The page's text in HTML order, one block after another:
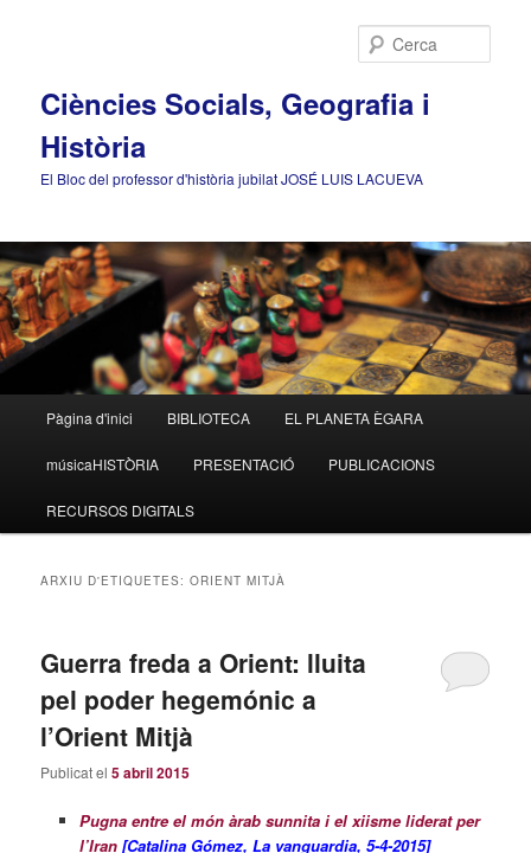
Ciències Socials, Geografia i
Història
El Bloc del professor d'història jubilat JOSÉ LUIS LACUEVA
principal
Aneu
al
contingut
principal
Aneu
al
contingut
secundari
Pàgina d'inici BIBLIOTECA EL PLANETA ÈGARA
músicaHISTÒRIA PRESENTACIÓ PUBLICACIONS
RECURSOS DIGITALS
ARXIU D'ETIQUETES:ORIENT MITJÀ
Guerra freda a Orient: lluita
pel poder hegemónic a
l’Orient Mitjà
Publicat el5 abril 2015
Pugna entre el món àrab sunnita i el xiisme liderat per
l’Iran [Catalina Gómez, La vanguardia, 5-4-2015]